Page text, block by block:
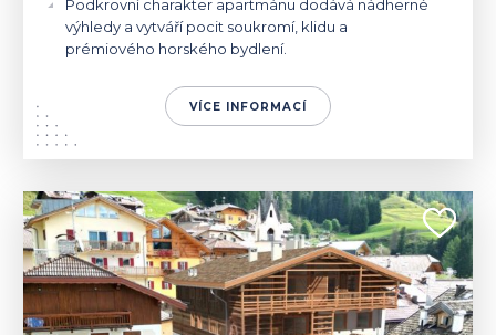
Podkrovní charakter apartmánu dodává nádherné
výhledy a vytváří pocit soukromí, klidu a
prémiového horského bydlení.
VÍCE INFORMACÍ
ITÁLIE | MOENA
590 000 €